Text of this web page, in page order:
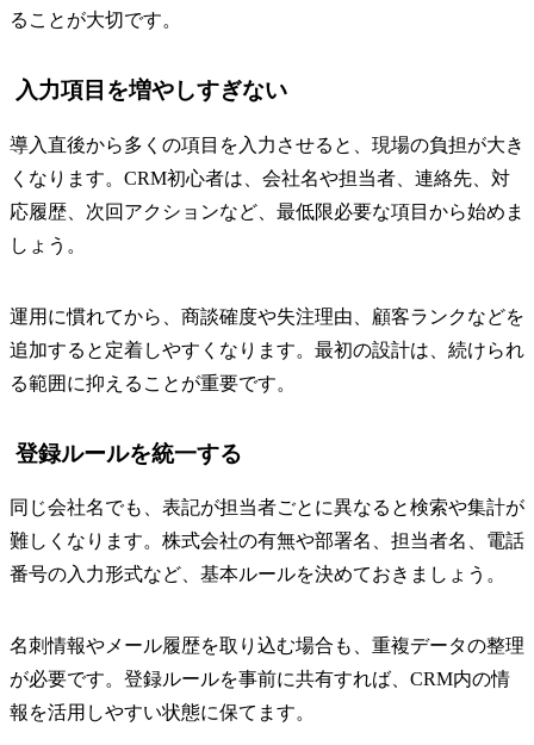
ることが大切です。
入力項目を増やしすぎない
導入直後から多くの項目を入力させると、現場の負担が大き
くなります。CRM初心者は、会社名や担当者、連絡先、対
応履歴、次回アクションなど、最低限必要な項目から始めま
しょう。
運用に慣れてから、商談確度や失注理由、顧客ランクなどを
追加すると定着しやすくなります。最初の設計は、続けられ
る範囲に抑えることが重要です。
登録ルールを統一する
同じ会社名でも、表記が担当者ごとに異なると検索や集計が
難しくなります。株式会社の有無や部署名、担当者名、電話
番号の入力形式など、基本ルールを決めておきましょう。
名刺情報やメール履歴を取り込む場合も、重複データの整理
が必要です。登録ルールを事前に共有すれば、CRM内の情
報を活用しやすい状態に保てます。